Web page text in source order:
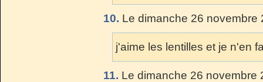
10. Le dimanche 26
j'aime les lentilles et je n'en
11. Le dimanche 26 novembre